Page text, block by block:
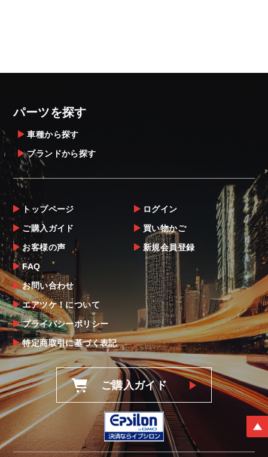
パーツを探す
車種から探す
ブランドから探す
トップページ
ご購入ガイド
お客様の声
FAQ
お問い合わせ
エアツケ！について
プライバシーポリシー
特定商取引に基づく表記
ログイン
買い物かご
新規会員登録
ご購入ガイド